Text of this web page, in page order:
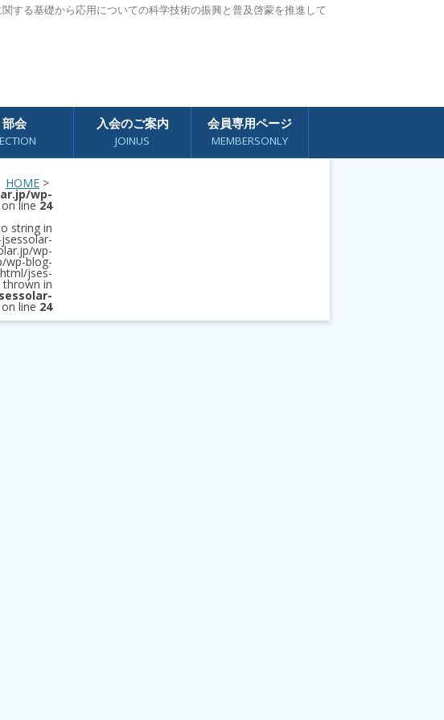
する基礎から応用についての科学技術の振興と普及啓蒙を推進して
部会 入会のご案内
JOINUS
会員専用ページ
MEMBERSONLY
HOME >
wp-
on line 24
string in
wp-
wp-blog-
jses-
thrown in
on line 24